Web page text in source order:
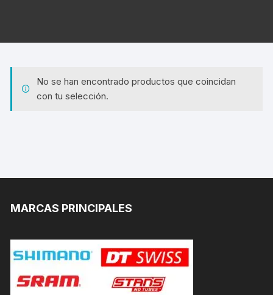
No se han encontrado productos que coincidan
con tu selección.
MARCAS PRINCIPALES